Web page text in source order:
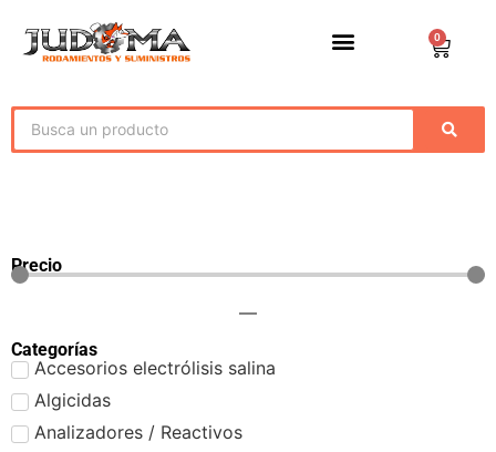
0
Precio
—
Categorías
Accesorios electrólisis salina
Algicidas
Analizadores / Reactivos